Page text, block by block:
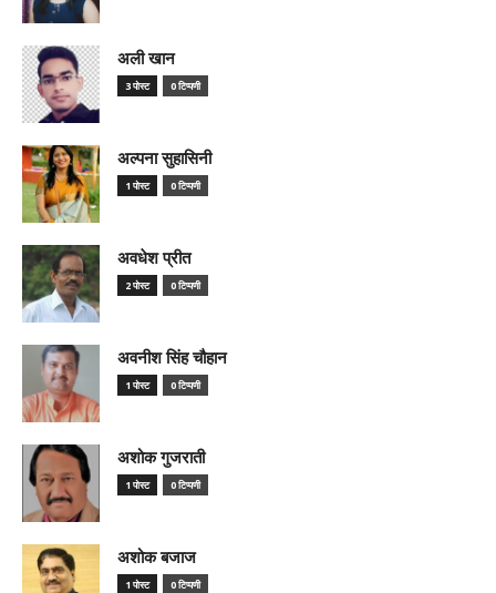
अली खान
3 पोस्ट 0 टिप्पणी
अल्पना सुहासिनी
1 पोस्ट 0 टिप्पणी
अवधेश प्रीत
2 पोस्ट 0 टिप्पणी
अवनीश सिंह चौहान
1 पोस्ट 0 टिप्पणी
अशोक गुजराती
1 पोस्ट 0 टिप्पणी
अशोक बजाज
1 पोस्ट 0 टिप्पणी